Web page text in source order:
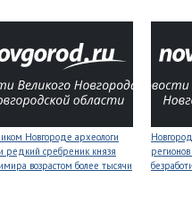
Новгороде археологи
редкий сребреник князя
возрастом более тысячи